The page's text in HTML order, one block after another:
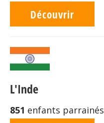
Découvrir
L'Inde
851 enfants parrainés